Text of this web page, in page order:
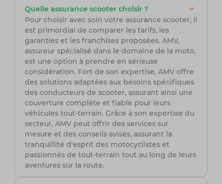
Quelle assurance scooter choisir ?
Pour choisir avec soin votre assurance scooter, il
est primordial de comparer les tarifs, les
garanties et les franchises proposées. AMV,
assureur spécialisé dans le domaine de la moto,
est une option à prendre en sérieuse
considération. Fort de son expertise, AMV offre
des solutions adaptées aux besoins spécifiques
des conducteurs de scooter, assurant ainsi une
couverture complète et fiable pour leurs
véhicules tout-terrain. Grâce à son expertise du
secteur, AMV peut offrir des services sur
mesure et des conseils avisés, assurant la
tranquillité d'esprit des motocyclistes et
passionnés de tout-terrain tout au long de leurs
aventures sur la route.